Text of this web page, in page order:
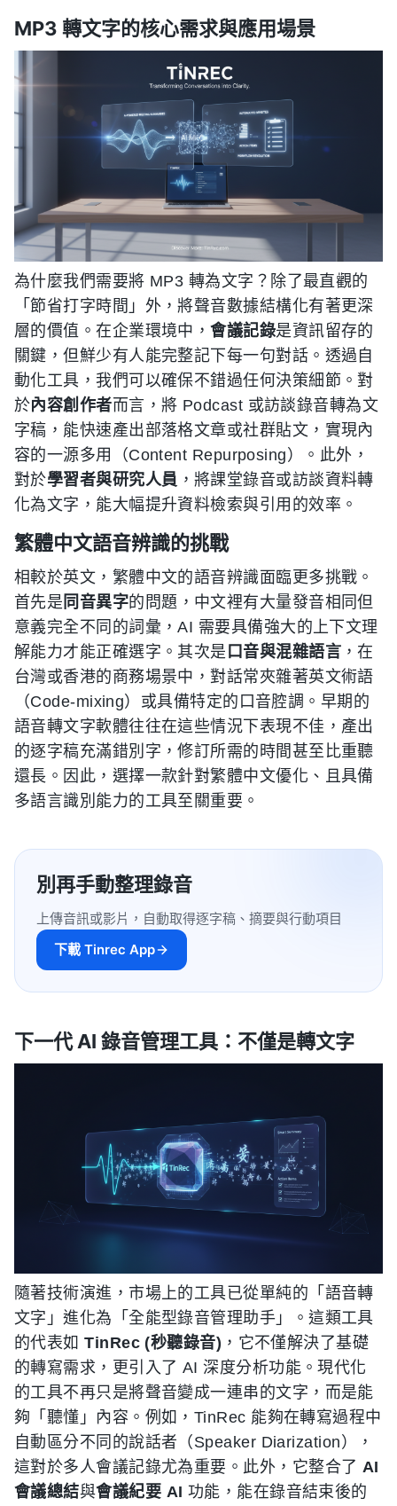
MP3 轉文字的核心需求與應用場景
為什麼我們需要將 MP3 轉為文字？除了最直觀的
「節省打字時間」外，將聲音數據結構化有著更深
層的價值。在企業環境中，會議記錄是資訊留存的
關鍵，但鮮少有人能完整記下每一句對話。透過自
動化工具，我們可以確保不錯過任何決策細節。對
於內容創作者而言，將 Podcast 或訪談錄音轉為文
字稿，能快速產出部落格文章或社群貼文，實現內
容的一源多用（Content Repurposing）。此外，
對於學習者與研究人員 ，將課堂錄音或訪談資料轉
化為文字，能大幅提升資料檢索與引用的效率。
繁體中文語音辨識的挑戰
相較於英文，繁體中文的語音辨識面臨更多挑戰。
首先是 同音異字的問題，中文裡有大量發音相同但
意義完全不同的詞彙，AI 需要具備強大的上下文理
解能力才能正確選字。其次是 口音與混雜語言 ，在
台灣或香港的商務場景中，對話常夾雜著英文術語
（Code-mixing）或具備特定的口音腔調。早期的
語音轉文字軟體往往在這些情況下表現不佳，產出
的逐字稿充滿錯別字，修訂所需的時間甚至比重聽
還長。因此，選擇一款針對繁體中文優化、且具備
多語言識別能力的工具至關重要。
別再手動整理錄音
上傳音訊或影片，自動取得逐字稿、摘要與行動項目
下載 Tinrec App
下一代 AI 錄音管理工具：不僅是轉文字
隨著技術演進，市場上的工具已從單純的「語音轉
文字」進化為「全能型錄音管理助手」。這類工具
的代表如TinRec (秒聽錄音) ，它不僅解決了基礎
的轉寫需求，更引入了 AI 深度分析功能。現代化
的工具不再只是將聲音變成一連串的文字，而是能
夠「聽懂」內容。例如，TinRec 能夠在轉寫過程中
自動區分不同的說話者（Speaker Diarization），
這對於多人會議記錄尤為重要。此外，它整合了 AI
會議總結與會議紀要 AI 功能，能在錄音結束後的